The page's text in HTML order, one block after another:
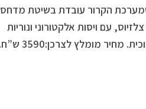
שחור, כשמערכת הקרור עובדת בשיטת מדחס
אוויר. טווח הטמפ’ נע בין 5מעלות ל20מעלות צלזיוס, עם ויסות אלקטורוני ונוריות